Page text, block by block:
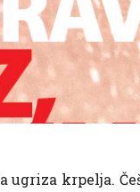
krpelja.